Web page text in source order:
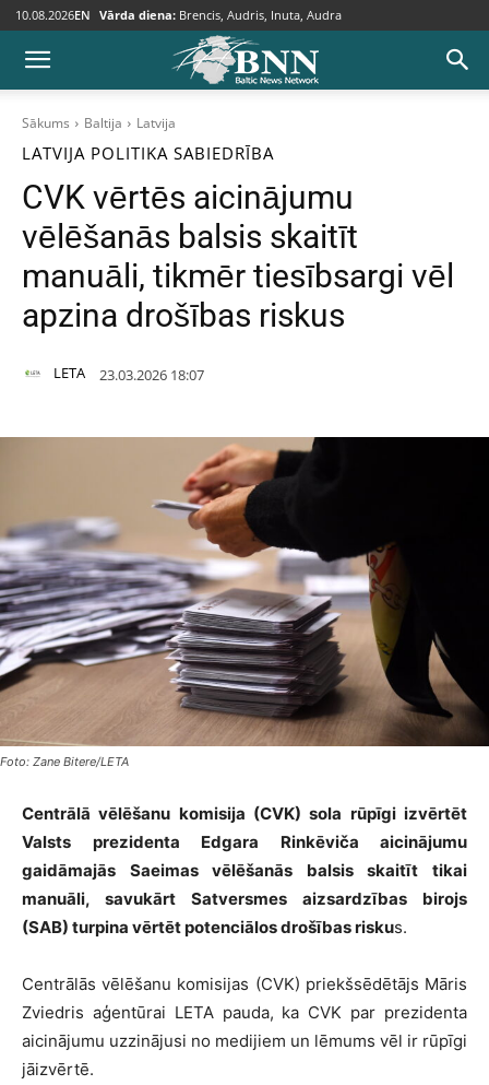
10.08.2026EN Vārda diena: Brencis, Audris, Inuta, Audra
Sākums Baltija Latvija
LATVIJA POLITIKA SABIEDRĪBA
CVK vērtēs aicinājumu
vēlēšanās balsis skaitīt
manuāli, tikmēr tiesībsargi vēl
apzina drošības riskus
LETA 23.03.2026 18:07
Foto: Zane Bitere/LETA
Centrālā vēlēšanu komisija (CVK) sola rūpīgi izvērtēt
Valsts prezidenta Edgara Rinkēviča aicinājumu
gaidāmajās Saeimas vēlēšanās balsis skaitīt tikai
manuāli, savukārt Satversmes aizsardzības birojs
(SAB) turpina vērtēt potenciālos drošības riskus.
Centrālās vēlēšanu komisijas (CVK) priekšsēdētājs Māris
Zviedris aģentūrai LETA pauda, ka CVK par prezidenta
aicinājumu uzzinājusi no medijiem un lēmums vēl ir rūpīgi
jāizvērtē.